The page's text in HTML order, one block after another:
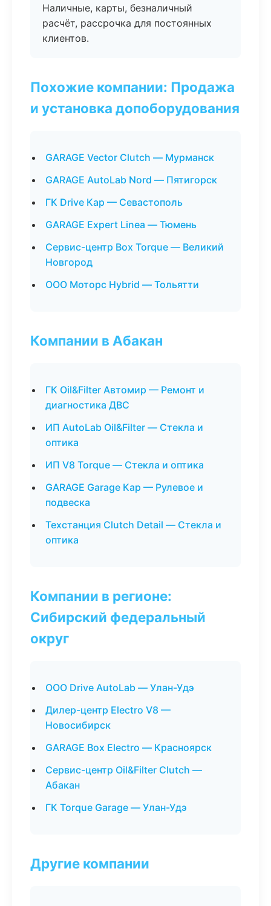
Наличные, карты, безналичный
расчёт, рассрочка для постоянных
клиентов.
Похожие компании: Продажа
и установка допоборудования
GARAGE Vector Clutch — Мурманск
GARAGE AutoLab Nord — Пятигорск
ГК Drive Кар — Севастополь
GARAGE Expert Linea — Тюмень
Сервис-центр Box Torque — Великий
Новгород
ООО Моторс Hybrid — Тольятти
Компании в Абакан
ГК Oil&Filter Автомир — Ремонт и
диагностика ДВС
ИП AutoLab Oil&Filter — Стекла и
оптика
ИП V8 Torque — Стекла и оптика
GARAGE Garage Кар — Рулевое и
подвеска
Техстанция Clutch Detail — Стекла и
оптика
Компании в регионе:
Сибирский федеральный
округ
ООО Drive AutoLab — Улан-Удэ
Дилер-центр Electro V8 —
Новосибирск
GARAGE Box Electro — Красноярск
Сервис-центр Oil&Filter Clutch —
Абакан
ГК Torque Garage — Улан-Удэ
Другие компании